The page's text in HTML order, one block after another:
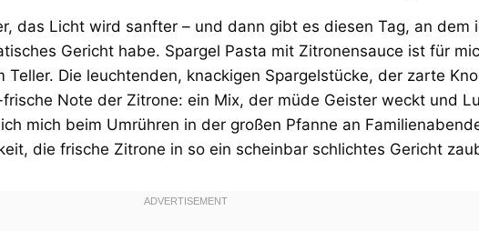
das Licht wird sanfter – und dann gibt es diesen Tag, an dem
Gericht habe. Spargel Pasta mit Zitronensauce ist für
Teller. Die leuchtenden, knackigen Spargelstücke, der zarte
Note der Zitrone: ein Mix, der müde Geister weckt und
mich beim Umrühren in der großen Pfanne an
die frische Zitrone in so ein scheinbar schlichtes Gericht